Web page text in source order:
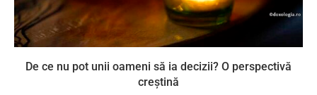
De ce nu pot unii oameni să ia decizii? O perspectivă
creștină